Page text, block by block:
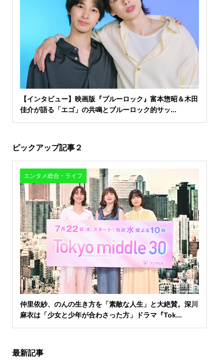
【インタビュー】映画版『ブルーロック』富本惣昭＆木田
佳介が語る「エゴ」の共鳴とブルーロック的サッ...
ピックアップ記事２
エンタメ総合・ライフ
仲里依紗、のんの生き方を「素敵な人生」と大絶賛。深川
麻衣は「少女と少年が合わさった方」ドラマ『Tok...
最新記事